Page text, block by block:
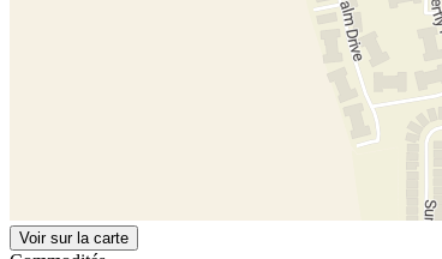
Voir sur la carte